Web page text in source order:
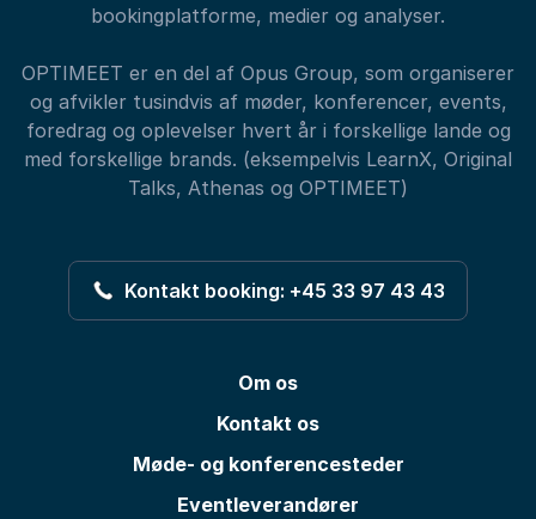
bookingplatforme, medier og analyser.
OPTIMEET er en del af Opus Group, som organiserer
og afvikler tusindvis af møder, konferencer, events,
foredrag og oplevelser hvert år i forskellige lande og
med forskellige brands. (eksempelvis LearnX, Original
Talks, Athenas og OPTIMEET)
Kontakt booking: +45 33 97 43 43
Om os
Kontakt os
Møde- og konferencesteder
Eventleverandører